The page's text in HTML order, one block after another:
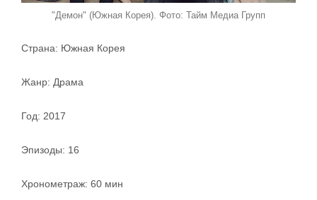
"Демон" (Южная Корея). Фото: Тайм Медиа Групп
Страна: Южная Корея
Жанр: Драма
Год: 2017
Эпизоды: 16
Хронометраж: 60 мин